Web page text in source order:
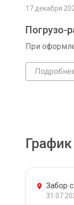
17 декабря
Погрузо-
При
Забор